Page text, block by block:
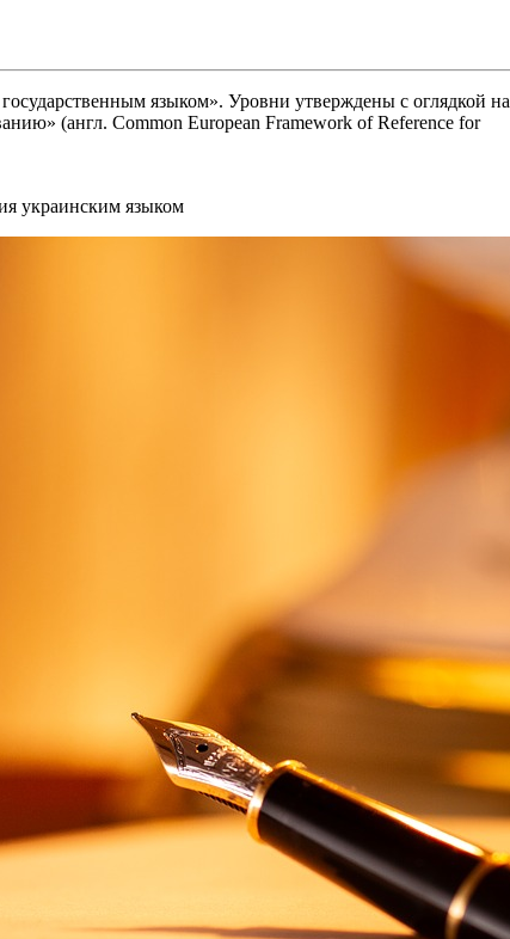
языком». Уровни утверждены с оглядкой на
(англ. Common European Framework of Reference for
украинским языком